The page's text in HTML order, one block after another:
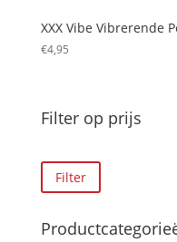
XXX Vibe Vibrerende
€4,95
Filter op prijs
Filter